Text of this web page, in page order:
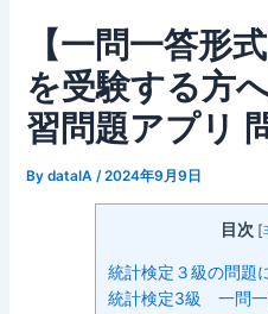
【一問一答形
を受験する方
習問題アプリ
BydataIA/2024年9月9日
目次 [
統計検定３級の問題
統計検定3級 一問